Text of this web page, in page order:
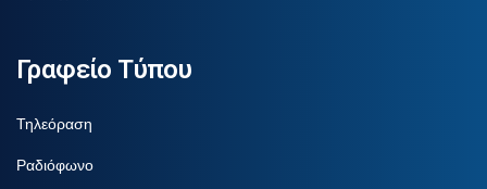
Γραφείο Τύπου
Τηλεόραση
Ραδιόφωνο